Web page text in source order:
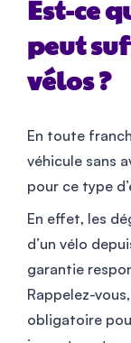
Est-ce
peut
vélos ?
En toute
véhicule sans
pour ce type
En effet, les
d’un vélo
garantie
Rappelez-
obligatoire